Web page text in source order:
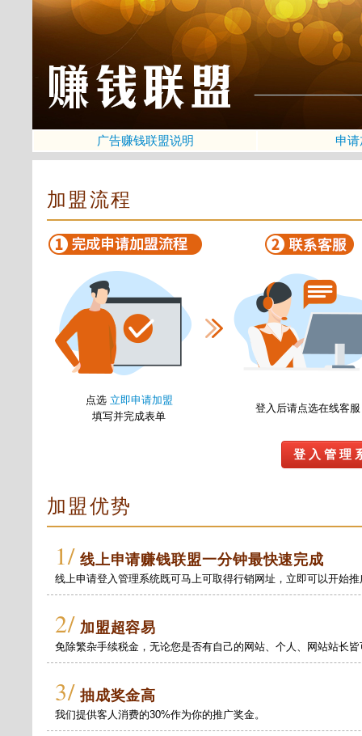
广告赚钱联盟说明 申
加盟流程
点选 立即申请加盟
填写并完成表单
登入后请点选在线客服
登 入 管 理
加盟优势
1/ 线上申请赚钱联盟一分钟最快速完成
线上申请登入管理系统既可马上可取得行销网址，立即可以开始
2/ 加盟超容易
免除繁杂手续税金，无论您是否有自己的网站、个人、网站站长
3/ 抽成奖金高
我们提供客人消费的30%作为你的推广奖金。